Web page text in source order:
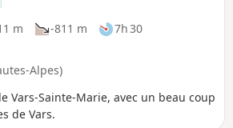
m -811 m
7h 30
Alpes)
Vars-Sainte-Marie, avec un beau coup
de Vars.